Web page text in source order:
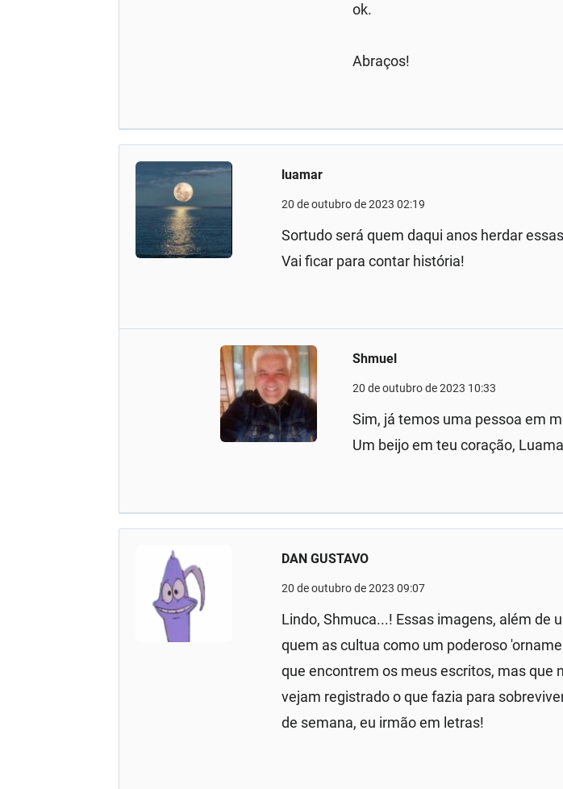
ok.
Abraços!
luamar
20 de outubro de 2023 02:19
Sortudo será quem daqui anos herdar
Vai ficar para contar história!
Shmuel
20 de outubro de 2023 10:33
Sim, já temos uma pessoa em
Um beijo em teu coração,
DAN GUSTAVO
20 de outubro de 2023 09:07
Lindo, Shmuca...! Essas imagens, além
quem as cultua como um poderoso
que encontrem os meus escritos, mas
vejam registrado o que fazia para
de semana, eu irmão em letras!